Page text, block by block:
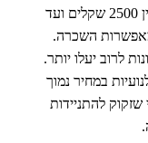
לזוג אנשים. בכל מקרה המחירים נעים בין 2500 שקלים ועד
שמאפשרות השכרה.
לרוב יעלו יותר.
במחיר נמוך
להתניידות